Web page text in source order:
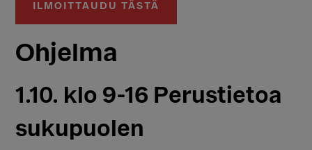
ILMOITTAUDU TÄSTÄ
Ohjelma
1.10. klo 9-16 Perustietoa
sukupuolen